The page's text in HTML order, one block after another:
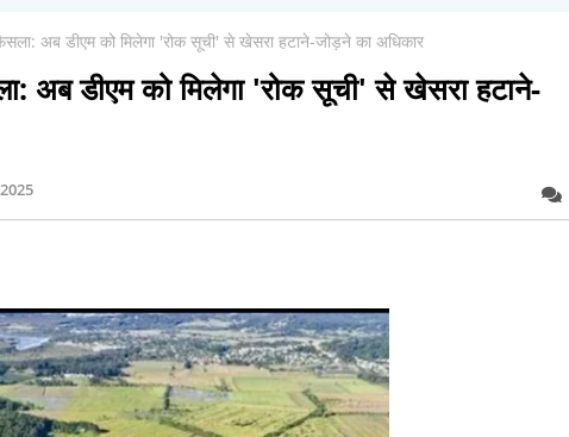
अब डीएम को मिलेगा 'रोक सूची' से खेसरा हटाने-जोड़ने का अधिकार
अब डीएम को मिलेगा 'रोक सूची' से खेसरा हटाने-